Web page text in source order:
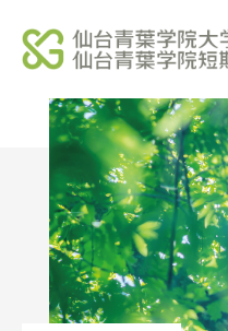
オープンキャ
ンパス
学校法人北杜学園
Topics